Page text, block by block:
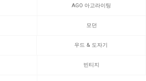
AGO 아고라이팅
모던
우드 & 도자기
빈티지